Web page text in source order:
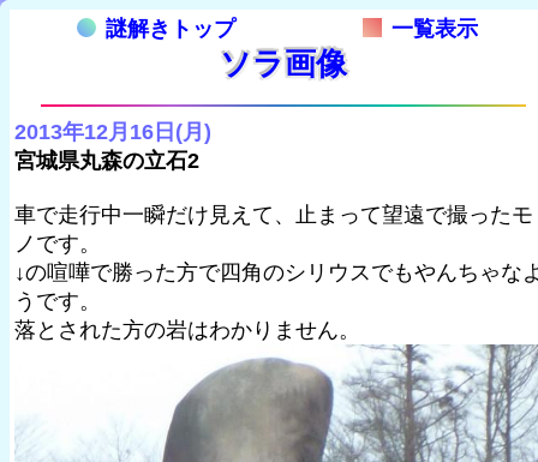
謎解きトップ 一覧表示
ソラ画像
2013年12月16日(月)
宮城県丸森の立石2
車で走行中一瞬だけ見えて、止まって望遠で撮ったモ
ノです。
↓の喧嘩で勝った方で四角のシリウスでもやんちゃな
うです。
落とされた方の岩はわかりません。